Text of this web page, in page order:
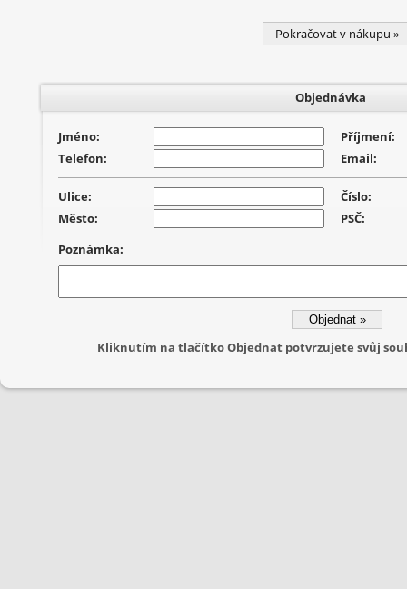
Pokračovat v nákupu »
Objednávka
Jméno:
Příjmení:
Telefon:
Email:
Ulice:
Číslo:
Město:
PSČ:
Poznámka:
Kliknutím na tlačítko Objednat potvrzujete svůj